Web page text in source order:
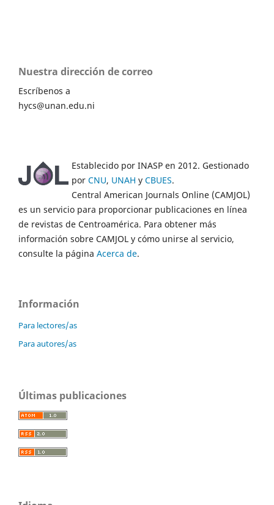
Nuestra dirección de correo
Escríbenos a
hycs@unan.edu.ni
Establecido por INASP en 2012. Gestionado
por CNU, UNAH y CBUES.
Central American Journals Online (CAMJOL)
es un servicio para proporcionar publicaciones en línea
de revistas de Centroamérica. Para obtener más
información sobre CAMJOL y cómo unirse al servicio,
consulte la página Acerca de.
Información
Para lectores/as
Para autores/as
Últimas publicaciones